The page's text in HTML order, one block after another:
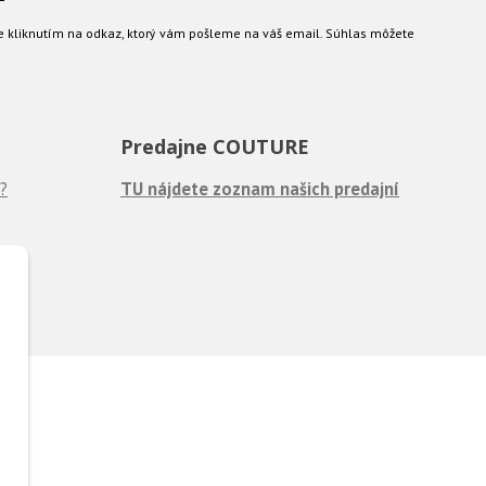
na odkaz, ktorý vám pošleme na váš email. Súhlas môžete
Predajne COUTURE
TU nájdete zoznam našich predajní